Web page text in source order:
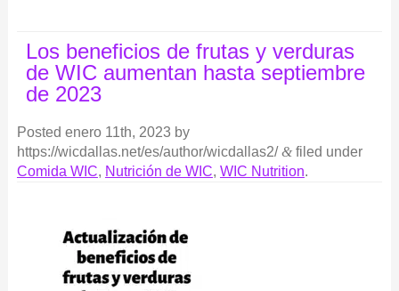
Los beneficios de frutas y verduras
de WIC aumentan hasta septiembre
de 2023
Posted enero 11th, 2023 by
https://wicdallas.net/es/author/wicdallas2/ &filed under
Comida WIC, Nutrición de WIC, WIC Nutrition.